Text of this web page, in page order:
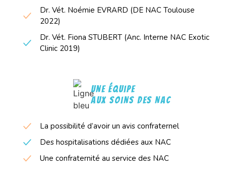
Dr. Vét. Noémie EVRARD (DE NAC Toulouse
2022)
Dr. Vét. Fiona STUBERT (Anc. Interne NAC Exotic
Clinic 2019)​
Une équipe
aux soins des NAC
La possibilité d’avoir un avis confraternel
Des hospitalisations dédiées aux NAC
Une confraternité au service des NAC